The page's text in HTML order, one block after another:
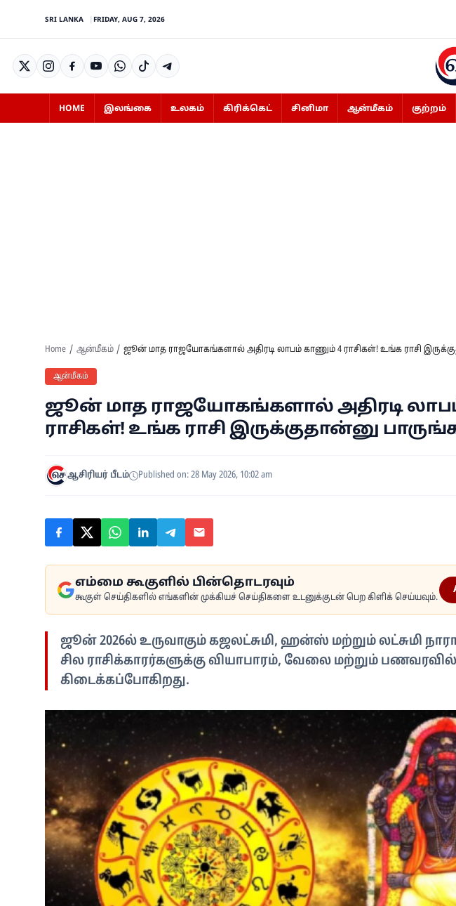
SRI LANKA FRIDAY, AUG 7, 2026
HOME இலங்கை உலகம் கிரிக்கெட் சினிமா ஆன்மீகம் குற்றம்
Home ஆன்மீகம் ஜூன் மாத ராஜயோகங்களால் அதிரடி லாபம் காணும் 4 ராசிகள்! உங்க ராசி
ஆன்மீகம்
ஜூன் மாத ராஜயோகங்களால் அதிரடி
ராசிகள்! உங்க ராசி இருக்குதான்னு
ஆசிரியர் பீடம் Published on: 28 May 2026, 10:02 am
எம்மை கூகுளில் பின்தொடரவும்
கூகுள் செய்திகளில் எங்களின் முக்கியச் செய்திகளை உடனுக்குடன் பெற கிளிக் செய்யவும்.
ஜூன் 2026ல் உருவாகும் கஜலட்சுமி, ஹன்ஸ் மற்றும் லட்சுமி
சில ராசிக்காரர்களுக்கு வியாபாரம், வேலை மற்றும்
கிடைக்கப்போகிறது.